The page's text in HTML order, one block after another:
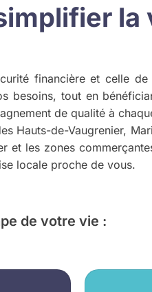
la
financière et celle
tout en
de qualité à
Hauts-de-Vaugrenier,
et les zones
locale proche de vous.
de votre vie :